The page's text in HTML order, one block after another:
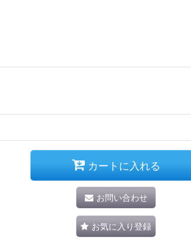
カートに入れる
お問い合わせ
お気に入り登録